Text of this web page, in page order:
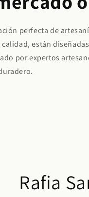
perfecta de
están
por expertos
Rafia